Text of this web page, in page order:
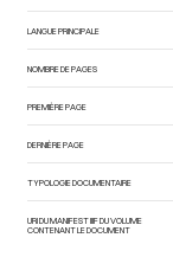
LANGUE PRINCIPALE
NOMBRE DE PAGES
PREMIÈRE PAGE
DERNIÈRE PAGE
TYPOLOGIE DOCUMENTAIRE
URI DU MANIFEST IIIF DU VOLUME
CONTENANT LE DOCUMENT